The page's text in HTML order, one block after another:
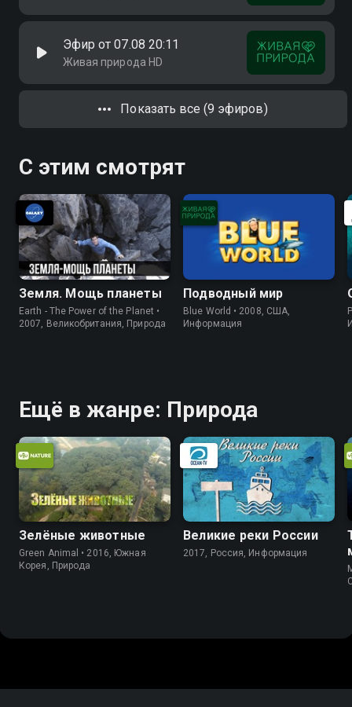
Эфир от 07.08 20:11
Живая природа HD
Показать все (9 эфиров)
С этим смотрят
Земля. Мощь планеты
Earth - The Power of the Planet •
2007, Великобритания, Природа
Подводный мир
Blue World • 2008, США,
Информация
Ещё в жанре: Природа
Зелёные животные
Green Animal • 2016, Южная
Корея, Природа
Великие реки России
2017, Россия, Информация